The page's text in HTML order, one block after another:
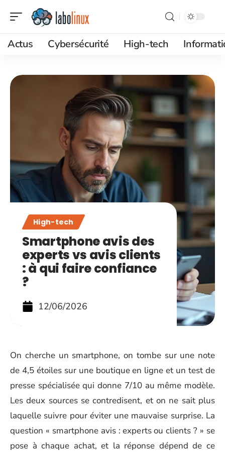
Actus Cybersécurité High-tech
High-tech
Smartphone avis des
experts vs avis clients
: à qui faire confiance
?
12/06/2026
On cherche un smartphone, on tombe sur une note
de 4,5 étoiles sur une boutique en ligne et un test de
presse spécialisée qui donne 7/10 au même modèle.
Les deux sources se contredisent, et on ne sait plus
laquelle suivre pour éviter une mauvaise surprise. La
question « smartphone avis : experts ou clients ? » se
pose à chaque achat, et la réponse dépend de ce